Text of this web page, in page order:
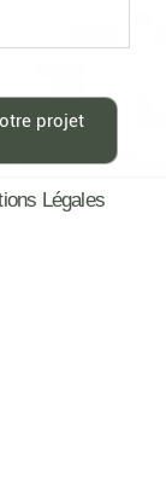
projet
Légales